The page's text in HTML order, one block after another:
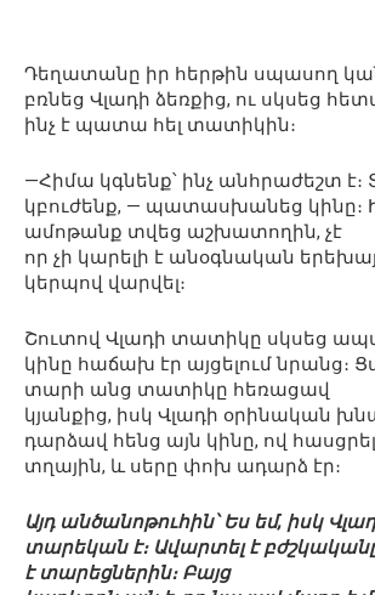
Դեղատանը իր հերթին սպասող
բռնեց Վլադի ձեռքից, ու սկսեց
ինչ է պատա հել տատիկին։
—Հիմա կգնենք՝ ինչ անհրաժեշտ
կբուժենք, — պատասխանեց կինը։
ամոթանք տվեց աշխատողին, չէ
որ չի կարելի է անօգնական
կերպով վարվել։
Շուտով Վլադի տատիկը սկսեց
կինը հաճախ էր այցելում նրանց։
տարի անց տատիկը հեռացավ
կյանքից, իսկ Վլադի օրինական
դարձավ հենց այն կինը, ով
տղային, և սերը փոխ ադարձ էր։
Այդ անծանոթուհին՝ Ես եմ, իսկ
տարեկան է։ Ավարտել է
է տարեցներին։ Բայց